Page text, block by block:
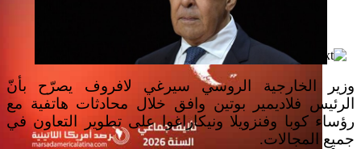
وزير الخارجية الروسي سيرغي لافروف يصرّح بأنّ
الرئيس فلاديمير بوتين وافق خلال محادثات هاتفية مع
رؤساء كوبا وفنزويلا ونيكاراغوا على تطوير التعاون في
جميع المجالات.